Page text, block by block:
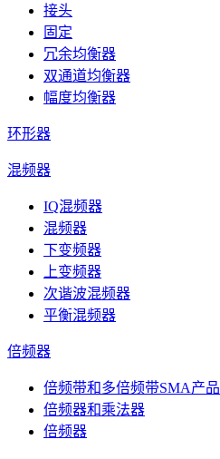
接头
固定
冗余均衡器
双通道均衡器
幅度均衡器
环形器
混频器
IQ混频器
混频器
下变频器
上变频器
次谐波混频器
平衡混频器
倍频器
倍频带和多倍频带SMA产品
倍频器和乘法器
倍频器